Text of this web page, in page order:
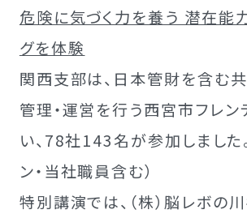
危険に気づく力を養う 潜在能
グを体験
関西支部は、日本管財を含む
管理・運営を行う西宮市フレ
い、78社143名が参加しました
ン・当社職員含む）
特別講演では、（株）脳レボの